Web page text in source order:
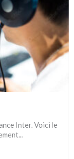
Inter. Voici le